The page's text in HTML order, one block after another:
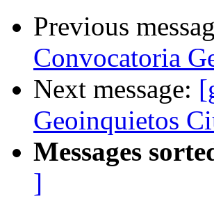
Previous
Convocatoria
Next message:
Geoinquietos
Messages
]